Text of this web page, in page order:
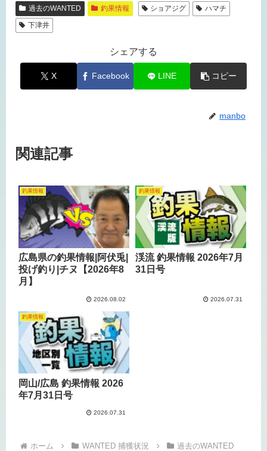
過去のWANTED 釣果情報 ショアジグ
ハマチ
下津井
シェアする
X Facebook LINE コピー
manbo
関連記事
釣果情報
広島県の釣果情報|阿伏兎|
投げ釣り|チヌ【2026年8
月】
2026.08.02
釣果情報
渓流 釣果情報 2026年7月
31日号
2026.07.31
釣果情報
岡山/広島 釣果情報 2026
年7月31日号
2026.07.31
ホーム WANTED 捕獲状況 過去のWANTED